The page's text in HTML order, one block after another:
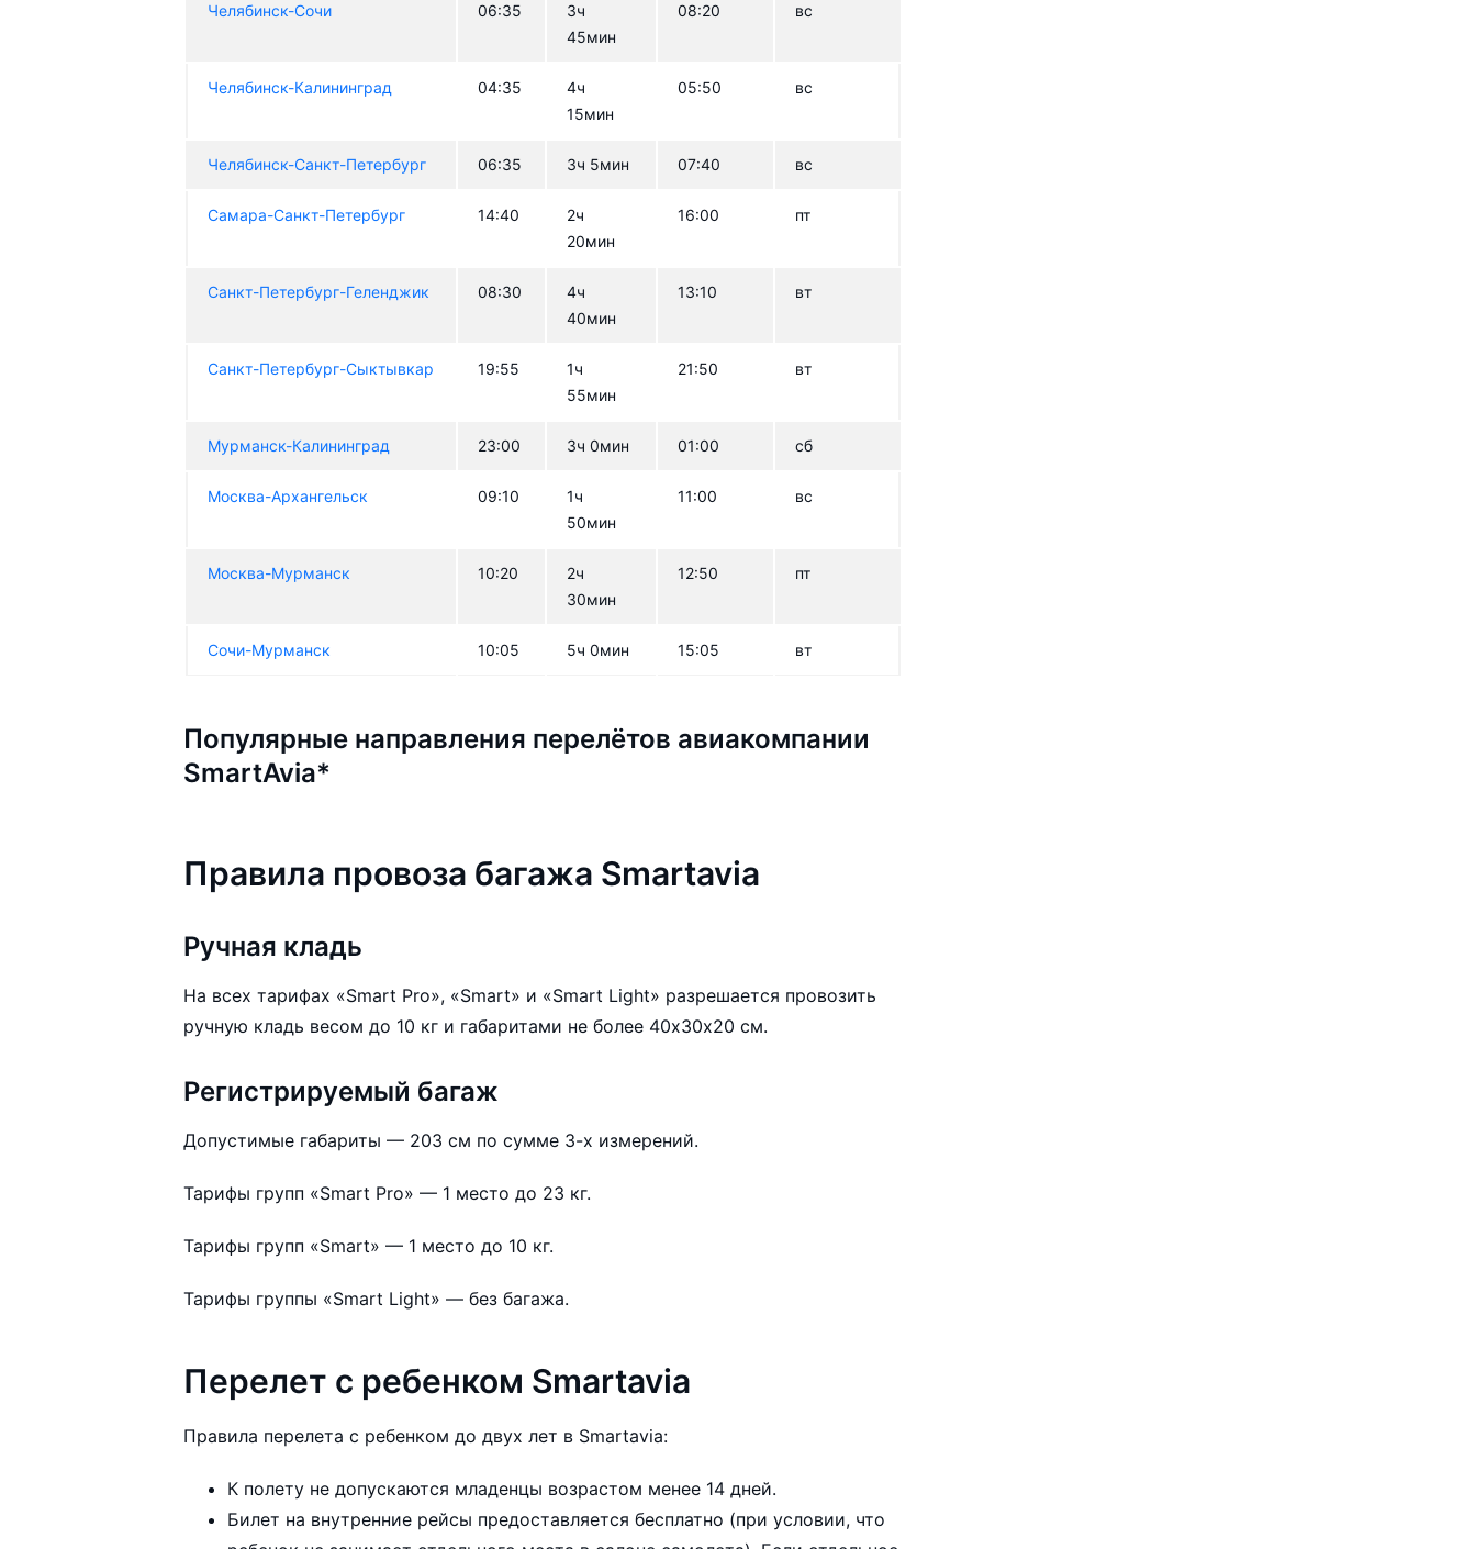
Челябинск-Сочи 06:35
3ч
45мин
08:20 вс
Челябинск-Калининград 04:35
4ч
15мин
05:50 вс
Челябинск-Санкт-Петербург 06:35 3ч 5мин 07:40 вс
Самара-Санкт-Петербург 14:40
2ч
20мин
16:00 пт
Санкт-Петербург-Геленджик 08:30
4ч
40мин
13:10 вт
Санкт-Петербург-Сыктывкар 19:55
1ч
55мин
21:50 вт
Мурманск-Калининград 23:00 3ч 0мин 01:00 сб
Москва-Архангельск 09:10
1ч
50мин
11:00 вс
Москва-Мурманск 10:20
2ч
30мин
12:50 пт
Сочи-Мурманск 10:05 5ч 0мин 15:05 вт
Популярные направления перелётов авиакомпании
SmartAvia*
Правила провоза багажа Smartavia
Ручная кладь
На всех тарифах «Smart Pro», «Smart» и «Smart Light» разрешается провозить
ручную кладь весом до 10 кг и габаритами не более 40х30х20 см.
Регистрируемый багаж
Допустимые габариты — 203 см по сумме 3-х измерений.
Тарифы групп «Smart Pro» — 1 место до 23 кг.
Тарифы групп «Smart» — 1 место до 10 кг.
Тарифы группы «Smart Light» — без багажа.
Перелет с ребенком Smartavia
Правила перелета с ребенком до двух лет в Smartavia:
К полету не допускаются младенцы возрастом менее 14 дней.
Билет на внутренние рейсы предоставляется бесплатно (при условии, что